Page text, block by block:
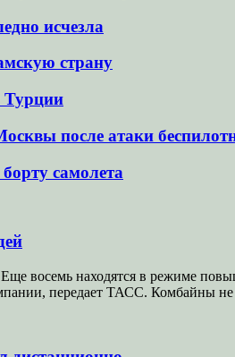
исчезла
страну
Турции
после атаки
самолета
восемь находятся в режиме
передает ТАСС. Комбайны